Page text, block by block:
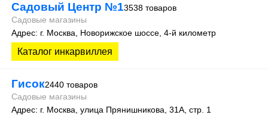
Садовый Центр №13538 товаров
Садовые магазины
Адрес: г. Москва, Новорижское шоссе, 4-й километр
Каталог инкарвиллея
Гисок2440 товаров
Садовые магазины
Адрес: г. Москва, улица Прянишникова, 31А, стр. 1